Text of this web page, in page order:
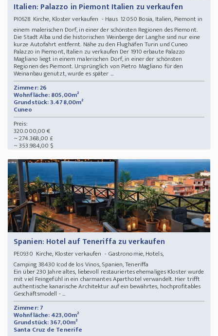
Italien: Palazzo in Piemont Italien zu verkaufen
PI0628Kirche, Kloster verkaufen - Haus 12050 Bosia, Italien, Piemont in
einem malerischen Dorf, in einer der schönsten Regionen des Piemont.
Die Stadt Alba und die historischen Weinberge der Langhe sind nur eine
kurze Autofahrt entfernt. Nähe zu den Flughäfen Turin und Cuneo
Palazzo in Piemont, Italien zu verkaufen Der 1910 erbaute Palazzo
Magliano liegt in einem malerischen Dorf, in einer der schönsten
Regionen des Piemont. Ursprünglich von Pietro Magliano für den
Weinanbau genutzt, wurde es später ...
Zimmer: 26
Wohnfläche: 805,00m²
Grundstück: 3.478,00m²
Cuneo
Preis:
320.000,00 €
~ 274.368,00 £
~ 353.984,00 $
Spanien: Hotel auf Teneriffa zu verkaufen
PE0930 Kirche, Kloster verkaufen - Gastronomie, Hotels,
Camping 38430 Icod de los Vinos, Spanien, Teneriffa
Ein über 230 Jahre altes, liebevoll restauriertes ehemaliges Kloster wurde
mit viel Feingefühl in ein charmantes Aparthotel verwandelt. Hier trifft
authentische kanarische Architektur auf ein bewährtes, hochprofitables
Geschäftsmodell - ...
Zimmer: 7
Wohnfläche: 423,00m²
Grundstück: 367,00m²
Santa Cruz de Tenerife